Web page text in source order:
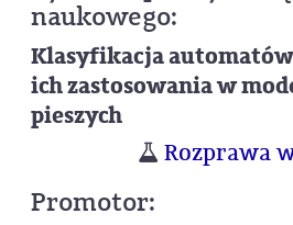
naukowego:
Klasyfikacja
ich zastosowania w
pieszych
Rozprawa
Promotor: